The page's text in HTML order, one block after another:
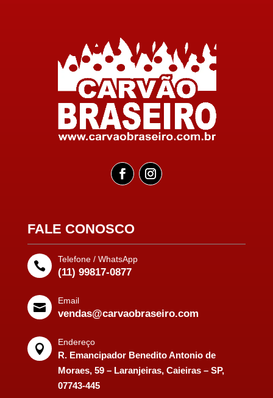
FALE CONOSCO

Telefone / WhatsApp
(11) 99817-0877

Email
vendas@carvaobraseiro.com

Endereço
R. Emancipador Benedito Antonio de
Moraes, 59 – Laranjeiras, Caieiras – SP,
07743-445